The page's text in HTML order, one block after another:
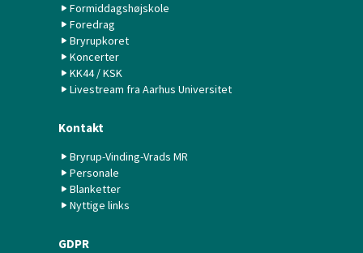
Formiddagshøjskole
Foredrag
Bryrupkoret
Koncerter
KK44 / KSK
Livestream fra Aarhus Universitet
Kontakt
Bryrup-Vinding-Vrads MR
Personale
Blanketter
Nyttige links
GDPR